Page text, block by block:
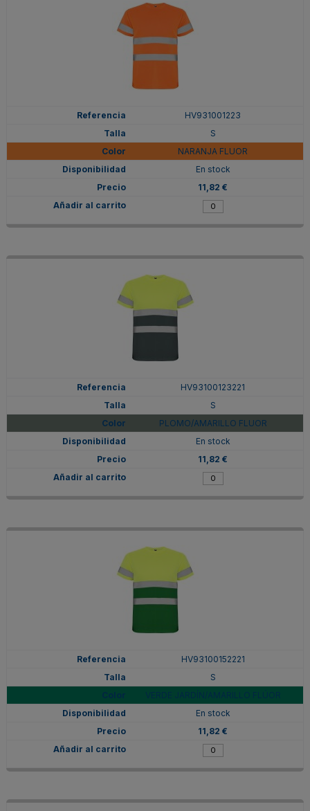
HV931001223
S
NARANJA FLUOR
En stock
11,82 €
HV93100123221
S
PLOMO/AMARILLO FLUOR
En stock
11,82 €
HV93100152221
S
En stock
11,82 €